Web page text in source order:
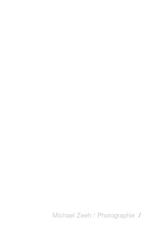
Michael Zeeh / Photographie/